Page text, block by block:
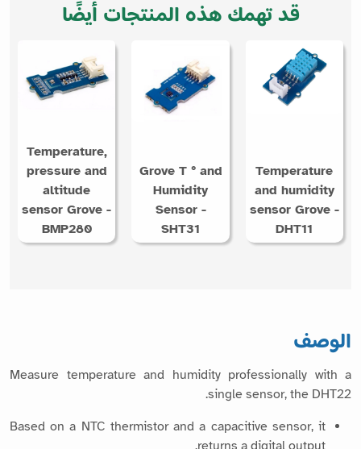
قد تهمك هذه المنتجات أيضًا
Temperature
and humidity
sensor Grove -
DHT11
Grove T ° and
Humidity
Sensor -
SHT31
Temperature,
pressure and
altitude
sensor Grove -
BMP280
الوصف
Measure temperature and humidity professionally with a
single sensor, the DHT22.
Based on a NTC thermistor and a capacitive sensor, it
returns a digital output.